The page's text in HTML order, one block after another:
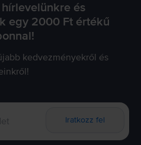
és
egy 2000 Ft értékű
kedvezményekről és
Iratkozz fel